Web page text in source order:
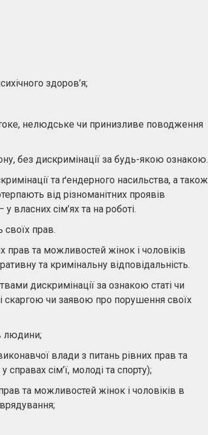
здоров’я;
нелюдське чи принизливе поводження
без дискримінації за будь-якою ознакою.
та ґендерного насильства, а також
від різноманітних проявів
власних сім’ях та на роботі.
прав.
та можливостей жінок і чоловіків
та кримінальну відповідальність.
дискримінації за ознакою статі чи
скаргою чи заявою про порушення своїх
людини;
влади з питань рівних прав та
сім’ї, молоді та спорту);
та можливостей жінок і чоловіків в